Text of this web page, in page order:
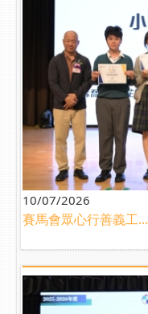
10/07/2026
賽馬會眾心行善義工...